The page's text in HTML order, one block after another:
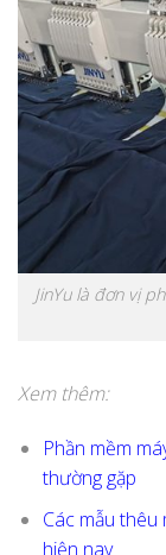
JinYu là đơn vị
Xem thêm:
Phần mềm
thường gặp
Các mẫu
hiện nay